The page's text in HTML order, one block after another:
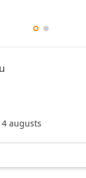
augusts